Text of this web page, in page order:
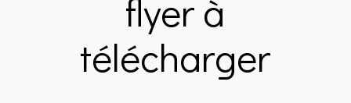
flyer à
télécharger